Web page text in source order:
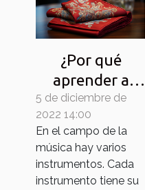
¿Por qué
aprender a
tocar el
pañuelo?
5 de diciembre de
2022 14:00
En el campo de la
música hay varios
instrumentos. Cada
instrumento tiene su